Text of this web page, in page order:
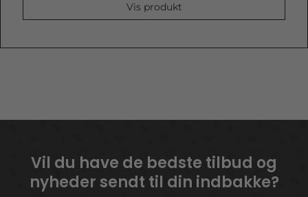
Vis produkt
Vil du have de bedste tilbud og
nyheder sendt til din indbakke?